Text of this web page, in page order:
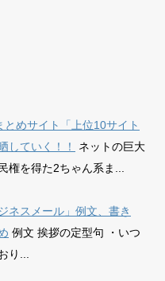
とめサイト「上位10サイト
していく！！
ネットの巨大
権を得た2ちゃん系ま...
ネスメール」例文、書き
例文 挨拶の定型句 ・いつ
り...